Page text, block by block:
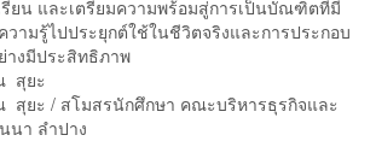
ยน และเตรียมความพร้อมสู่การเป็นบัณฑิตที่มี
ามรู้ไปประยุกต์ใช้ในชีวิตจริงและการประกอบ
างมีประสิทธิภาพ
สุยะ
ะ / สโมสรนักศึกษา คณะบริหารธุรกิจและ
นา ลำปาง